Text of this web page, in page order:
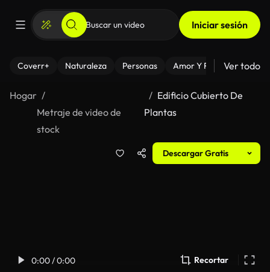
Iniciar sesión
Coverr+ Naturaleza Personas Amor Y Relaciones
Ver todo
Hogar
Metraje de video de
stock
Edificio Cubierto De
Plantas
Descargar Gratis
0:00 / 0:00 Recortar